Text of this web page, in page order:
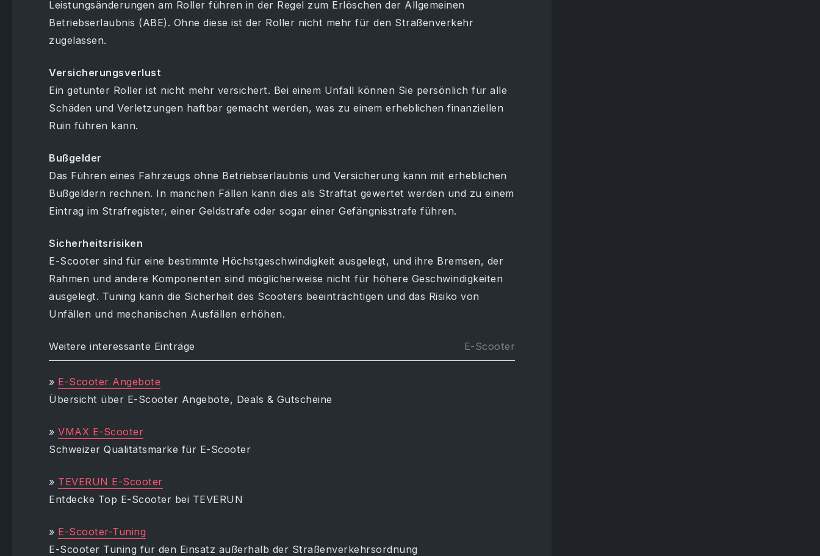
Leistungsänderungen am Roller führen in der Regel zum Erlöschen der Allgemeinen
Betriebserlaubnis (ABE). Ohne diese ist der Roller nicht mehr für den Straßenverkehr
zugelassen.
Versicherungsverlust
Ein getunter Roller ist nicht mehr versichert. Bei einem Unfall können Sie persönlich für alle
Schäden und Verletzungen haftbar gemacht werden, was zu einem erheblichen finanziellen
Ruin führen kann.
Bußgelder
Das Führen eines Fahrzeugs ohne Betriebserlaubnis und Versicherung kann mit erheblichen
Bußgeldern rechnen. In manchen Fällen kann dies als Straftat gewertet werden und zu einem
Eintrag im Strafregister, einer Geldstrafe oder sogar einer Gefängnisstrafe führen.
Sicherheitsrisiken
E-Scooter sind für eine bestimmte Höchstgeschwindigkeit ausgelegt, und ihre Bremsen, der
Rahmen und andere Komponenten sind möglicherweise nicht für höhere Geschwindigkeiten
ausgelegt. Tuning kann die Sicherheit des Scooters beeinträchtigen und das Risiko von
Unfällen und mechanischen Ausfällen erhöhen.
Weitere interessante Einträge E-Scooter
» E-Scooter Angebote
Übersicht über E-Scooter Angebote, Deals & Gutscheine
» VMAX E-Scooter
Schweizer Qualitätsmarke für E-Scooter
» TEVERUN E-Scooter
Entdecke Top E-Scooter bei TEVERUN
» E-Scooter-Tuning
E-Scooter Tuning für den Einsatz außerhalb der Straßenverkehrsordnung